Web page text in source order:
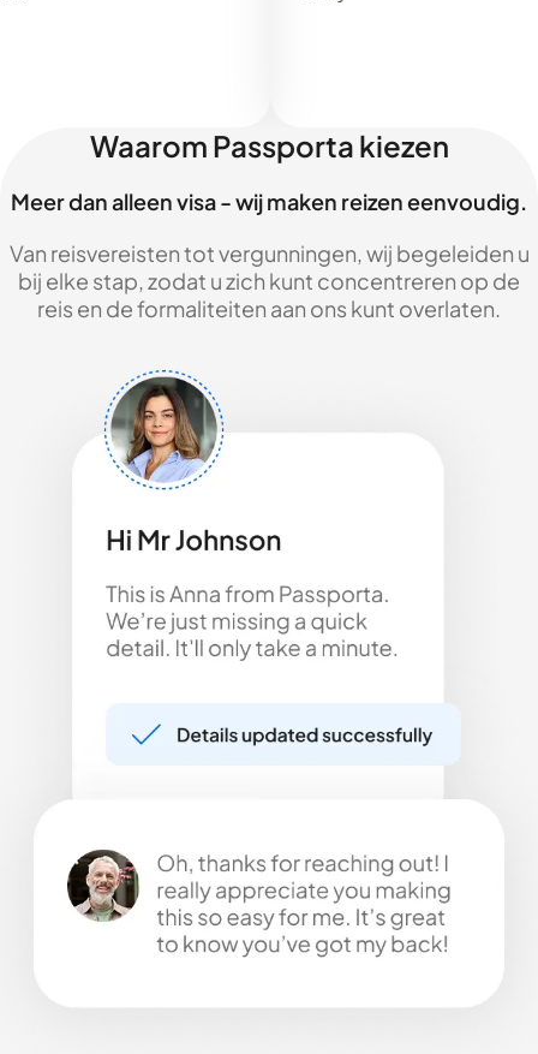
Waarom Passporta kiezen
Meer dan alleen visa - wij maken reizen eenvoudig.
Van reisvereisten tot vergunningen, wij begeleiden u
bij elke stap, zodat u zich kunt concentreren op de
reis en de formaliteiten aan ons kunt overlaten.